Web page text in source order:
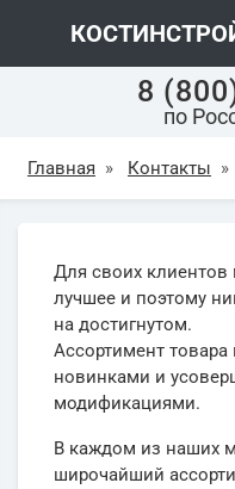
8
по
Главная » Контакты »
Для своих клиентов
лучшее и поэтому
на достигнутом.
Ассортимент
новинками и
модификациями.
В каждом из наших
широчайший